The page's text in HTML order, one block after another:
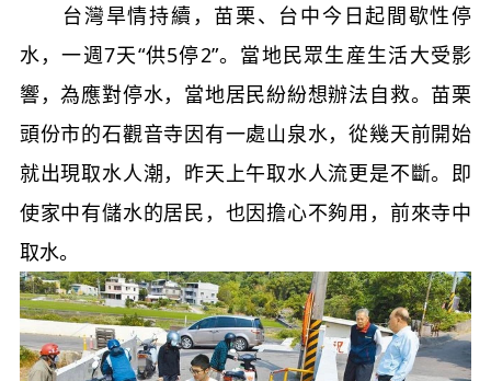
台灣旱情持續，苗栗、台中今日起間歇性停
水，一週7天“供5停2”。當地民眾生産生活大受影
響，為應對停水，當地居民紛紛想辦法自救。苗栗
頭份市的石觀音寺因有一處山泉水，從幾天前開始
就出現取水人潮，昨天上午取水人流更是不斷。即
使家中有儲水的居民，也因擔心不夠用，前來寺中
取水。